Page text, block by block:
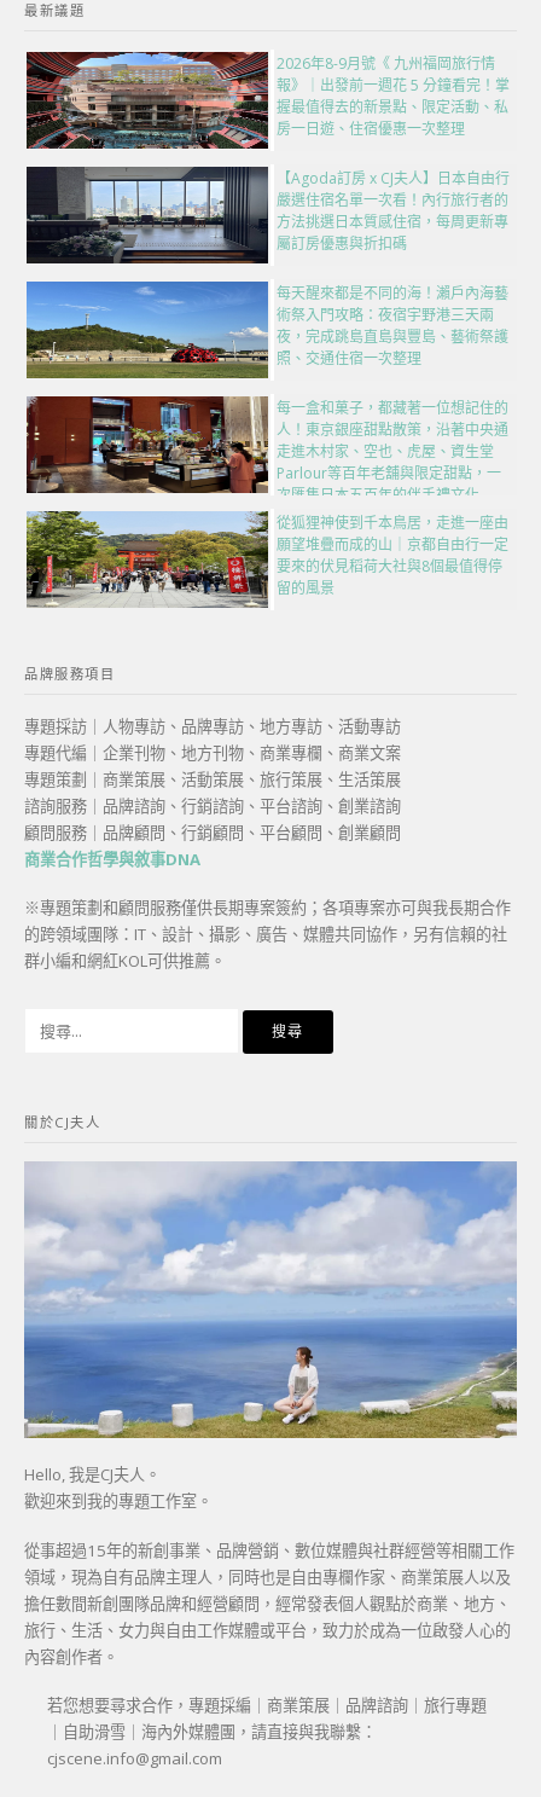
最新議題
2026年8-9月號《 九州福岡旅行情
報》｜出發前一週花 5 分鐘看完！掌
握最值得去的新景點、限定活動、私
房一日遊、住宿優惠一次整理
【Agoda訂房 x CJ夫人】日本自由行
嚴選住宿名單一次看！內行旅行者的
方法挑選日本質感住宿，每周更新專
屬訂房優惠與折扣碼
每天醒來都是不同的海！瀨戶內海藝
術祭入門攻略：夜宿宇野港三天兩
夜，完成跳島直島與豐島、藝術祭護
照、交通住宿一次整理
每一盒和菓子，都藏著一位想記住的
人！東京銀座甜點散策，沿著中央通
走進木村家、空也、虎屋、資生堂
Parlour等百年老舖與限定甜點，一
次匯集日本五百年的伴手禮文化
從狐狸神使到千本鳥居，走進一座由
願望堆疊而成的山｜京都自由行一定
要來的伏見稻荷大社與8個最值得停
留的風景
品牌服務項目
專題採訪｜人物專訪、品牌專訪、地方專訪、活動專訪
專題代編｜企業刊物、地方刊物、商業專欄、商業文案
專題策劃｜商業策展、活動策展、旅行策展、生活策展
諮詢服務｜品牌諮詢、行銷諮詢、平台諮詢、創業諮詢
顧問服務｜品牌顧問、行銷顧問、平台顧問、創業顧問
商業合作哲學與敘事DNA
※專題策劃和顧問服務僅供長期專案簽約；各項專案亦可與我長期合作
的跨領域團隊：IT、設計、攝影、廣告、媒體共同協作，另有信賴的社
群小編和網紅KOL可供推薦。
字:
關於CJ夫人
Hello, 我是CJ夫人。
歡迎來到我的專題工作室。
從事超過15年的新創事業、品牌營銷、數位媒體與社群經營等相關工作
領域，現為自有品牌主理人，同時也是自由專欄作家、商業策展人以及
擔任數間新創團隊品牌和經營顧問，經常發表個人觀點於商業、地方、
旅行、生活、女力與自由工作媒體或平台，致力於成為一位啟發人心的
內容創作者。
若您想要尋求合作，專題採編｜商業策展｜品牌諮詢｜旅行專題
｜自助滑雪｜海內外媒體團，請直接與我聯繫：
cjscene.info@gmail.com